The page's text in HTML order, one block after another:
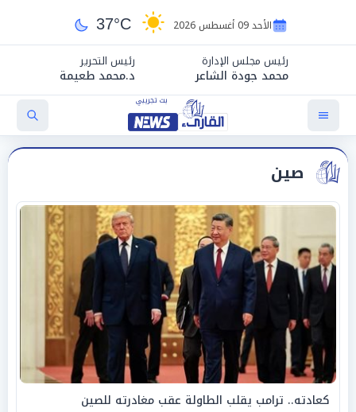
الأحد 09 أغسطس 2026 37°C
رئيس مجلس الإدارة
محمد جودة الشاعر
رئيس التحرير
د.محمد طعيمة
صين
كعادته.. ترامب يقلب الطاولة عقب مغادرته للصين